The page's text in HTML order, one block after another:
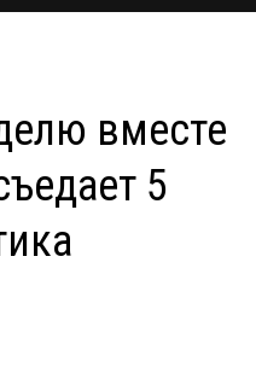
вместе
5